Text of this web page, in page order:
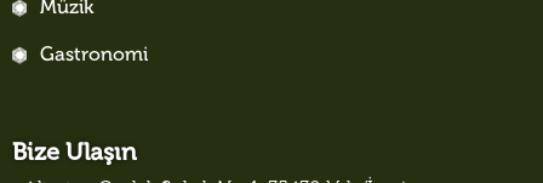
Müzik
Gastronomi
Bize Ulaşın